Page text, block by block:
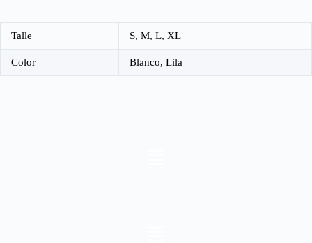
Talle S, M, L, XL
Color Blanco, Lila